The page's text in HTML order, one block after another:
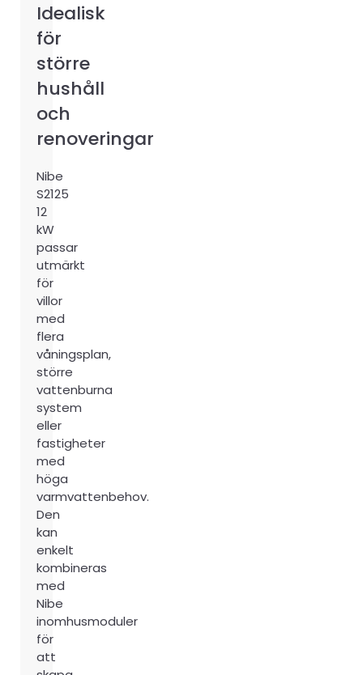
Idealisk
för
större
hushåll
och
renoveringar
Nibe
S2125
12
kW
passar
utmärkt
för
villor
med
flera
våningsplan,
större
vattenburna
system
eller
fastigheter
med
höga
varmvattenbehov.
Den
kan
enkelt
kombineras
med
Nibe
inomhusmoduler
för
att